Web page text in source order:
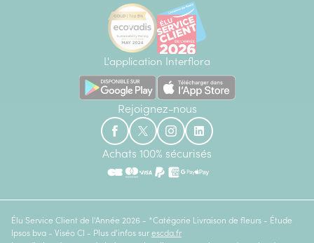
L'application Interflora
Rejoignez-nous
Achats 100% sécurisés
Élu Service Client de l'Année 2026 - *Catégorie Livraison de fleurs - Étude
Ipsos bva - Viséo CI - Plus d'infos sur escda.fr